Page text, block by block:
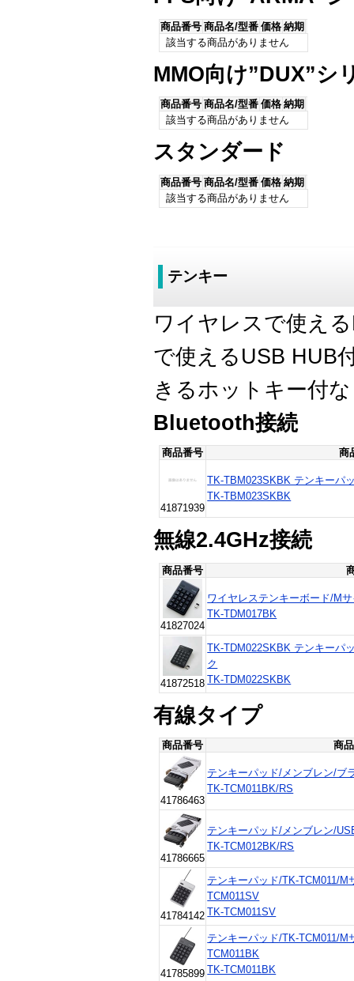
商品番号 商品名/型番 価格 納期
該当する商品がありません
MMO向け”DUX”シ
商品番号 商品名/型番 価格 納期
該当する商品がありません
スタンダード
商品番号 商品名/型番 価格 納期
該当する商品がありません
テンキー
ワイヤレスで使え
で使えるUSB HUB
きるホットキー付
Bluetooth接続
商品番号 商
41871939
TK-TBM023SKBK テンキーパ
TK-TBM023SKBK
無線2.4GHz接続
商品番号
41827024
ワイヤレステンキーボード/M
TK-TDM017BK
41872518
TK-TDM022SKBK テンキーパ
ク
TK-TDM022SKBK
有線タイプ
商品番号 商
41786463
テンキーパッド/メンブレン/ブ
TK-TCM011BK/RS
41786665
テンキーパッド/メンブレン/
TK-TCM012BK/RS
41784142
テンキーパッド/TK-TCM011/
TCM011SV
TK-TCM011SV
41785899
テンキーパッド/TK-TCM011/
TCM011BK
TK-TCM011BK